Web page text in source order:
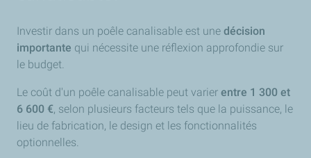
Investir dans un poêle canalisable est une décision
importante qui nécessite une réflexion approfondie sur
le budget.
Le coût d'un poêle canalisable peut varier entre 1 300 et
6 600 €, selon plusieurs facteurs tels que la puissance, le
lieu de fabrication, le design et les fonctionnalités
optionnelles.